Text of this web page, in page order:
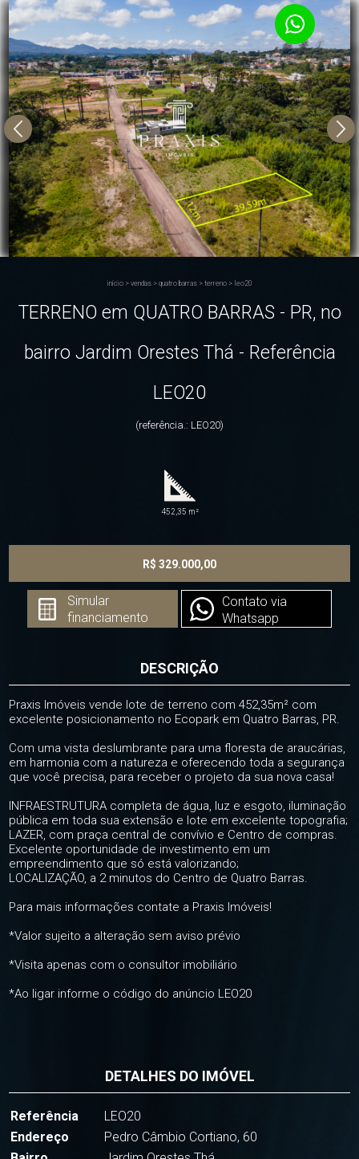
início > vendas > quatro barras > terreno > leo20
TERRENO em QUATRO BARRAS - PR, no
bairro Jardim Orestes Thá - Referência
LEO20
(referência.: LEO20)
452,35 m²
R$ 329.000,00
Simular
financiamento
Contato via
Whatsapp
DESCRIÇÃO
Praxis Imóveis vende lote de terreno com 452,35m² com
excelente posicionamento no Ecopark em Quatro Barras, PR.
Com uma vista deslumbrante para uma floresta de araucárias,
em harmonia com a natureza e oferecendo toda a segurança
que você precisa, para receber o projeto da sua nova casa!
INFRAESTRUTURA completa de água, luz e esgoto, iluminação
pública em toda sua extensão e lote em excelente topografia;
LAZER, com praça central de convívio e Centro de compras.
Excelente oportunidade de investimento em um
empreendimento que só está valorizando;
LOCALIZAÇÃO, a 2 minutos do Centro de Quatro Barras.
Para mais informações contate a Praxis Imóveis!
*Valor sujeito a alteração sem aviso prévio
*Visita apenas com o consultor imobiliário
*Ao ligar informe o código do anúncio LEO20
DETALHES DO IMÓVEL
Referência
LEO20
Endereço
Pedro Câmbio Cortiano, 60